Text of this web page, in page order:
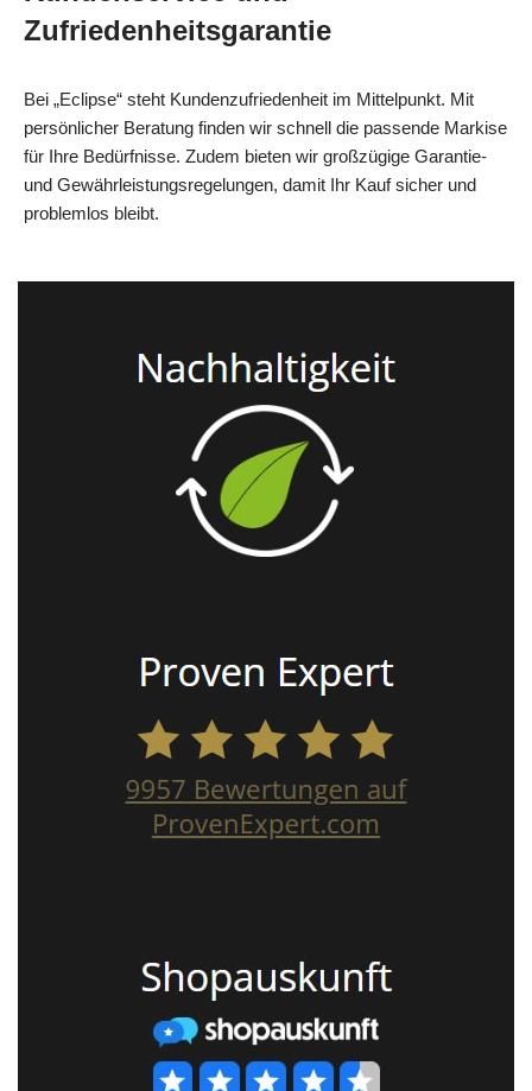
Zufriedenheitsgarantie
Bei „Eclipse“ steht Kundenzufriedenheit im Mittelpunkt. Mit
persönlicher Beratung finden wir schnell die passende Markise
für Ihre Bedürfnisse. Zudem bieten wir großzügige Garantie-
und Gewährleistungsregelungen, damit Ihr Kauf sicher und
problemlos bleibt.